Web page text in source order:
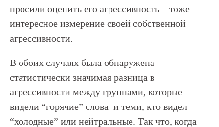
просили оценить его агрессивность – тоже
интересное измерение своей собственной
агрессивности.
В обоих случаях была обнаружена
статистически значимая разница в
агрессивности между группами, которые
видели “горячие” слова и теми, кто видел
“холодные” или нейтральные. Так что, когда